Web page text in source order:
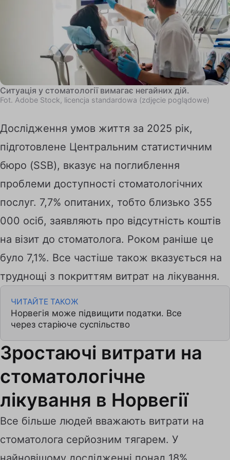
Ситуація у стоматології вимагає негайних дій.
Fot. Adobe Stock, licencja standardowa (zdjęcie poglądowe)
Дослідження умов життя за 2025 рік,
підготовлене Центральним статистичним
бюро (SSB), вказує на поглиблення
проблеми доступності стоматологічних
послуг. 7,7% опитаних, тобто близько 355
000 осіб, заявляють про відсутність коштів
на візит до стоматолога. Роком раніше це
було 7,1%. Все частіше також вказується на
труднощі з покриттям витрат на лікування.
ЧИТАЙТЕ ТАКОЖ
Норвегія може підвищити податки. Все
через старіюче суспільство
Зростаючі витрати на
стоматологічне
лікування в Норвегії
Все більше людей вважають витрати на
стоматолога серйозним тягарем. У